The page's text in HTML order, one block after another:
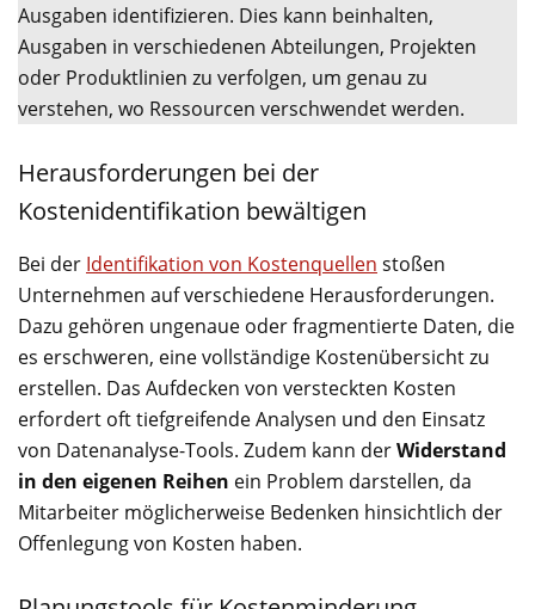
Ausgaben identifizieren. Dies kann beinhalten,
Ausgaben in verschiedenen Abteilungen, Projekten
oder Produktlinien zu verfolgen, um genau zu
verstehen, wo Ressourcen verschwendet werden.
Herausforderungen bei der
Kostenidentifikation bewältigen
Bei der Identifikation von Kostenquellen stoßen
Unternehmen auf verschiedene Herausforderungen.
Dazu gehören ungenaue oder fragmentierte Daten, die
es erschweren, eine vollständige Kostenübersicht zu
erstellen. Das Aufdecken von versteckten Kosten
erfordert oft tiefgreifende Analysen und den Einsatz
von Datenanalyse-Tools. Zudem kann derWiderstand
in den eigenen Reihen ein Problem darstellen, da
Mitarbeiter möglicherweise Bedenken hinsichtlich der
Offenlegung von Kosten haben.